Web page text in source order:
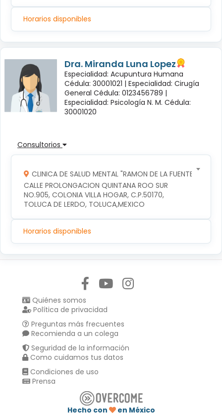
Horarios disponibles
Dra. Miranda Luna Lopez
Especialidad: Acupuntura Humana
Cédula: 30001021 | Especialidad: Cirugía
General Cédula: 0123456789 |
Especialidad: Psicología N. M. Cédula:
30001020
Consultorios
CLINICA DE SALUD MENTAL "RAMON DE LA FUENTE"
CALLE PROLONGACION QUINTANA ROO SUR
NO.905, COLONIA VILLA HOGAR, C.P.50170,
TOLUCA DE LERDO, TOLUCA,MEXICO
Horarios disponibles
Quiénes somos
Política de privacidad
Preguntas más frecuentes
Recomienda a un colega
Seguridad de la información
Como cuidamos tus datos
Condiciones de uso
Prensa
Hecho con en México